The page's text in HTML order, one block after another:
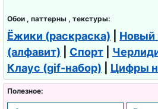
Обои , паттерны , текстуры:
Ёжики (раскраска) Новый
(алфавит)
Спорт
Клаус (gif-набор)
Цифры
Полезное: